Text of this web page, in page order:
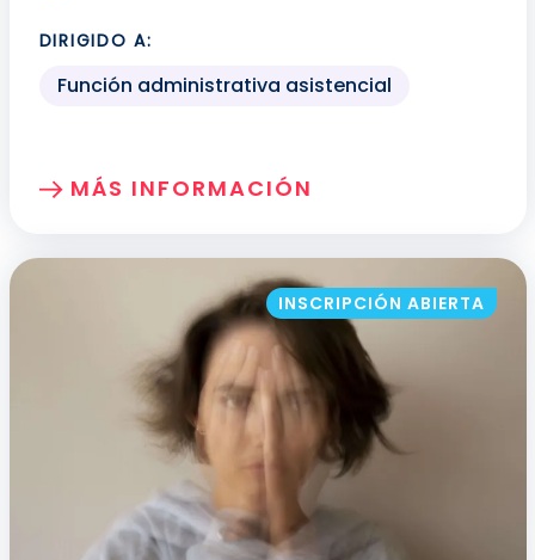
DIRIGIDO A:
Función administrativa asistencial
MÁS INFORMACIÓN
SOBRE: COMUNICACIÓN
INSCRIPCIÓN ABIERTA